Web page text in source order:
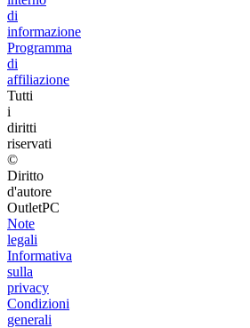
di
informazione
Programma
di
affiliazione
Tutti
i
diritti
riservati
©
Diritto
d'autore
OutletPC
Note
legali
Informativa
sulla
privacy
Condizioni
generali